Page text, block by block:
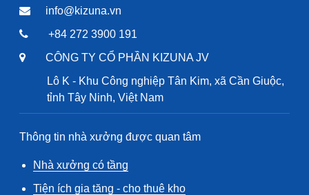
info@kizuna.vn
+84 272 3900 191
CÔNG TY CỔ PHẦN KIZUNA JV
Lô K - Khu Công nghiệp Tân Kim, xã Cần Giuộc,
tỉnh Tây Ninh, Việt Nam
Thông tin nhà xưởng được quan tâm
Nhà xưởng có tầng
Tiện ích gia tăng - cho thuê kho